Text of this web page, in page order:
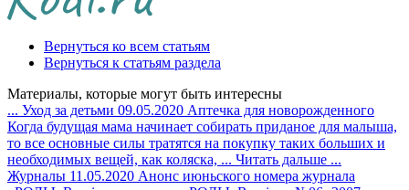
Вернуться ко всем статьям
Вернуться к статьям раздела
Материалы, которые могут быть интересны
... Уход за детьми 09.05.2020 Аптечка для новорожденного
Когда будущая мама начинает собирать приданое для малыша,
то все основные силы тратятся на покупку таких больших и
необходимых вещей, как коляска, ... Читать дальше ...
Журналы 11.05.2020 Анонс июньского номера журнала